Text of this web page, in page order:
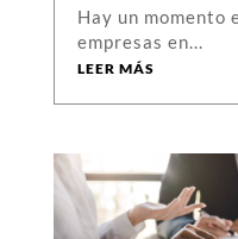
Hay un momento
empresas en...
LEER MÁS